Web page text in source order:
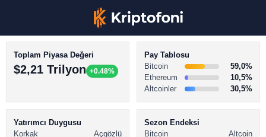
BİTCOİN HABERLERİ
Toplam Piyasa Değeri
$2,21 Trilyon +0.48%
Pay Tablosu
Bitcoin
59,0%
Ethereum
10,5%
Altcoinler
30,5%
Yatırımcı Duygusu
Korkak
Açgözlü
Sezon Endeksi
Bitcoin
Altcoin